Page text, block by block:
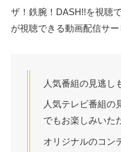
ザ！鉄腕！DASH!!を視聴
が視聴できる動画配信サー
人気番組の見逃し
人気テレビ番組の
でもお楽しみいた
オリジナルのコン